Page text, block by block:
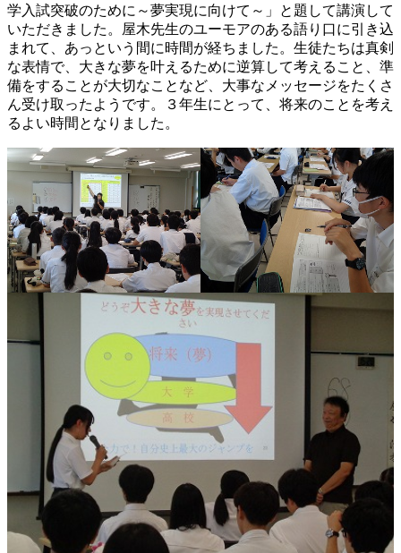
学入試突破のために～夢実現に向けて～」と題して講演して
いただきました。屋木先生のユーモアのある語り口に引き込
まれて、あっという間に時間が経ちました。生徒たちは真剣
な表情で、大きな夢を叶えるために逆算して考えること、準
備をすることが大切なことなど、大事なメッセージをたくさ
ん受け取ったようです。３年生にとって、将来のことを考え
るよい時間となりました。